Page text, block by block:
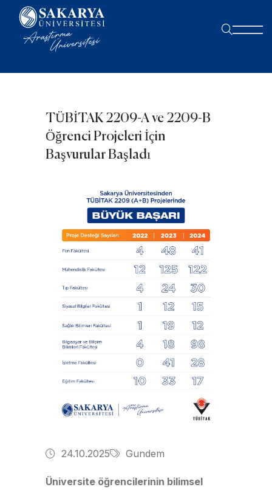
TÜBİTAK 2209-A ve 2209-B
Öğrenci Projeleri İçin
Başvurular Başladı
24.10.2025 Gundem
Üniversite öğrencilerinin bilimsel